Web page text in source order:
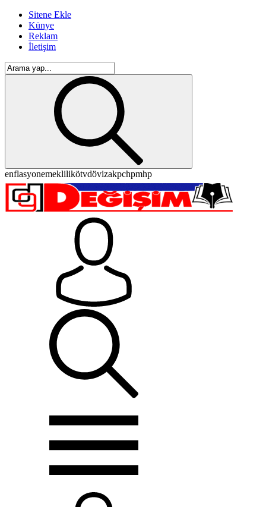
Sitene Ekle
Künye
Reklam
İletişim
enflasyonemeklilikötvdövizakpchpmhp